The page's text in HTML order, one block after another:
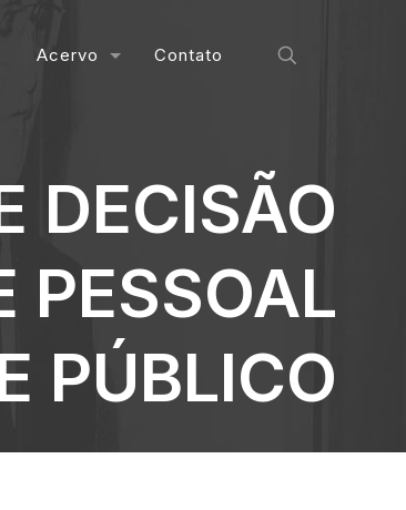
Acervo Contato
DECISÃO
PESSOAL
PÚBLICO